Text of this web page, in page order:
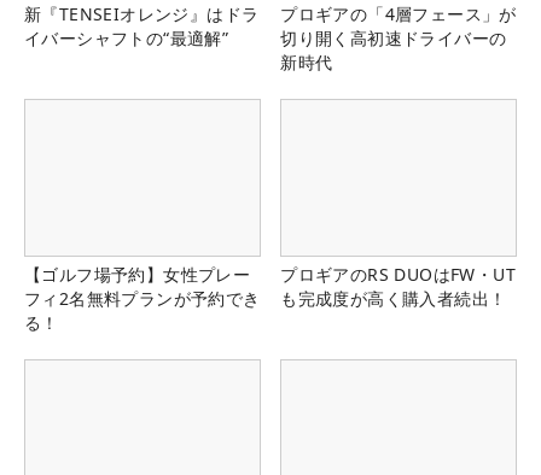
新『TENSEIオレンジ』はドラ
イバーシャフトの“最適解”
プロギアの「4層フェース」が
切り開く高初速ドライバーの
新時代
【ゴルフ場予約】女性プレー
フィ2名無料プランが予約でき
る！
プロギアのRS DUOはFW・UT
も完成度が高く購入者続出！